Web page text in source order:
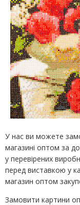
У нас ви можете
магазині оптом за
у перевірених
перед виставкою у
магазин оптом
Замовити картини